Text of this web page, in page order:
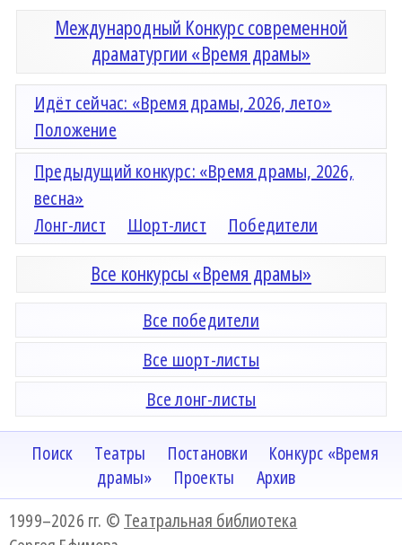
Международный Конкурс современной
драматургии «Время драмы»
Идёт сейчас: «Время драмы, 2026, лето»
Положение
Предыдущий конкурс: «Время драмы, 2026,
весна»
Лонг-лист
Шорт-лист Победители
Все конкурсы «Время драмы»
Все победители
Все шорт-листы
Все лонг-листы
Поиск Театры Постановки
Конкурс «Время
драмы»
Проекты
Архив
1999–2026 гг. © Театральная библиотека